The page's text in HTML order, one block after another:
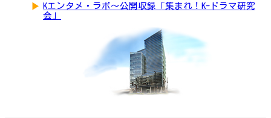
▶ Kエンタメ・ラボ～公開収録「集まれ！K-ドラマ研究
会」